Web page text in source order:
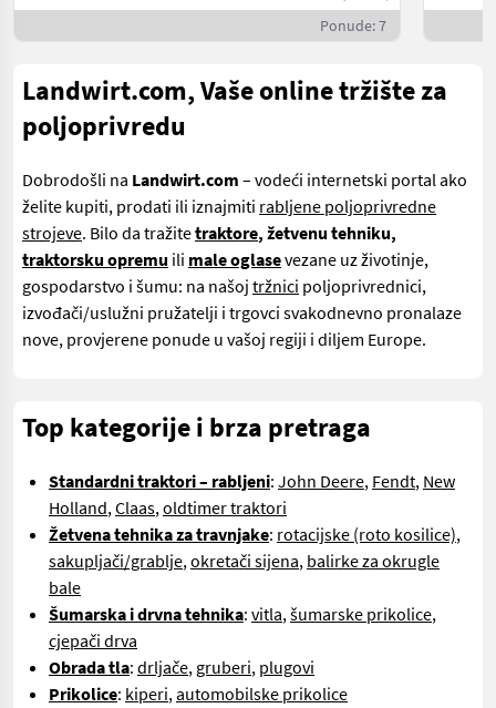
Ponude: 7
Landwirt.com, Vaše online tržište za
poljoprivredu
Dobrodošli na Landwirt.com – vodeći internetski portal ako
želite kupiti, prodati ili iznajmiti rabljene poljoprivredne
strojeve. Bilo da tražitetraktore, žetvenu tehniku,
traktorsku opremu ili male oglasevezane uz životinje,
gospodarstvo i šumu: na našoj tržnici poljoprivrednici,
izvođači/uslužni pružatelji i trgovci svakodnevno pronalaze
nove, provjerene ponude u vašoj regiji i diljem Europe.
Top kategorije i brza pretraga
Standardni traktori – rabljeni: John Deere, Fendt, New
Holland,Claas,oldtimer traktori
Žetvena tehnika za travnjake: rotacijske (roto kosilice),
sakupljači/grablje,okretači sijena, balirke za okrugle
bale
Šumarska i drvna tehnika: vitla,šumarske prikolice,
cjepači drva
Obrada tla: drljače, gruberi, plugovi
Prikolice: kiperi,automobilske prikolice